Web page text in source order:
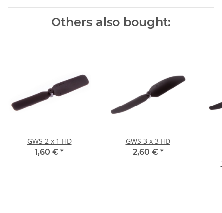
Others also bought:
GWS 2 x 1 HD
1,60 € *
GWS 3 x 3 HD
2,60 € *